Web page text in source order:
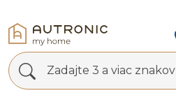
Zadajte 3 a viac znakov